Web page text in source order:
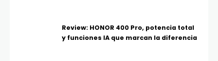
Review: HONOR 400 Pro, potencia total
y funciones IA que marcan la diferencia